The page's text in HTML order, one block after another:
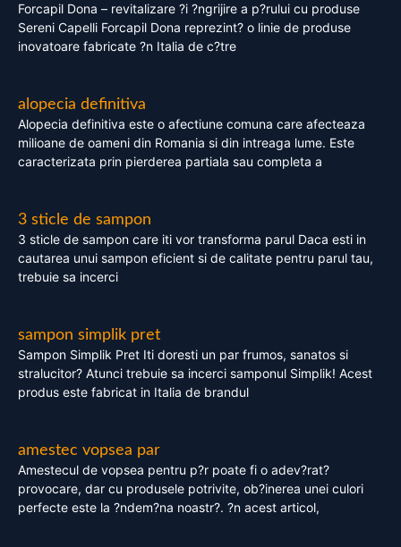
Forcapil Dona – revitalizare ?i ?ngrijire a p?rului cu produse
Sereni Capelli Forcapil Dona reprezint? o linie de produse
inovatoare fabricate ?n Italia de c?tre
alopecia definitiva
Alopecia definitiva este o afectiune comuna care afecteaza
milioane de oameni din Romania si din intreaga lume. Este
caracterizata prin pierderea partiala sau completa a
3 sticle de sampon
3 sticle de sampon care iti vor transforma parul Daca esti in
cautarea unui sampon eficient si de calitate pentru parul tau,
trebuie sa incerci
sampon simplik pret
Sampon Simplik Pret Iti doresti un par frumos, sanatos si
stralucitor? Atunci trebuie sa incerci samponul Simplik! Acest
produs este fabricat in Italia de brandul
amestec vopsea par
Amestecul de vopsea pentru p?r poate fi o adev?rat?
provocare, dar cu produsele potrivite, ob?inerea unei culori
perfecte este la ?ndem?na noastr?. ?n acest articol,